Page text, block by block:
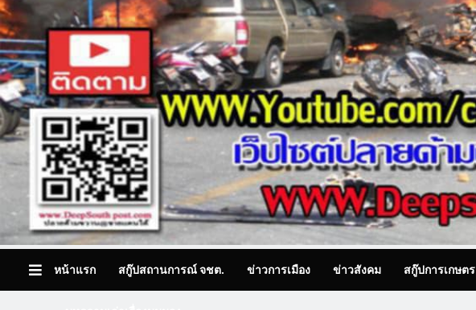
หน้าแรก สกู๊ปสถานการณ์ จชต. ข่าวการเมือง ข่าวสังคม สกู๊ปการเกษตร